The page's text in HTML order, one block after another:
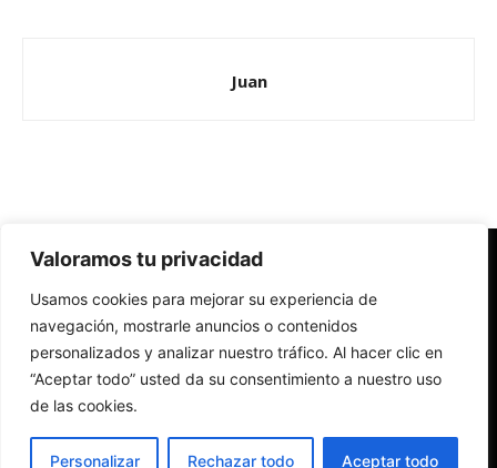
Valoramos tu privacidad
Usamos cookies para mejorar su experiencia de
navegación, mostrarle anuncios o contenidos
personalizados y analizar nuestro tráfico. Al hacer clic en
“Aceptar todo” usted da su consentimiento a nuestro uso
de las cookies.
Personalizar Rechazar todo Aceptar todo
Juan
Redes Cristianas
Una mirada alternativa sobre la Iglesia católica y la sociedad
- Colectivos de Redes Cristianas